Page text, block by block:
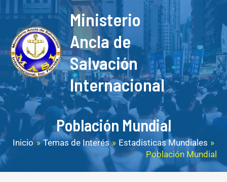
contenido
Ministerio
Ancla de
Salvación
Internacional
Población Mundial
Inicio Temas de Interés
Estadisticas Mundiales
Población Mundial
F
a
c
e
b
o
o
Y
o
u
T
u
b
i
l